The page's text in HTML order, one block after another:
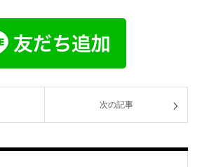
次の記事